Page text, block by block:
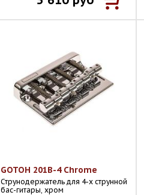
GOTOH 201B-4 Chrome
Струнодержатель для 4-х струнной
бас-гитары, хром